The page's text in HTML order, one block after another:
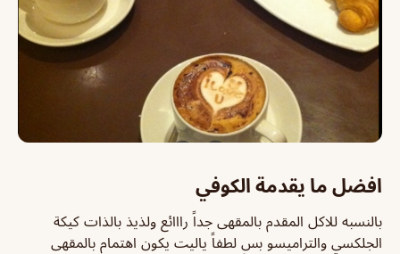
افضل ما يقدمة الكوفي
بالنسبه للاكل المقدم بالمقهى جداً رااائع ولذيذ بالذات كيكة
الجلكسي والتراميسو بس لطفاً ياليت يكون اهتمام بالمقهى